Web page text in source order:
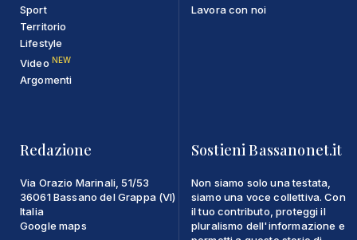
Sport
Territorio
Lifestyle
Video NEW
Argomenti
Lavora con noi
Redazione
Via Orazio Marinali, 51/53
36061 Bassano del Grappa (VI)
Italia
Google maps
Sostieni Bassanonet.it
Non siamo solo una testata,
siamo una voce collettiva. Con
il tuo contributo, proteggi il
pluralismo dell'informazione e